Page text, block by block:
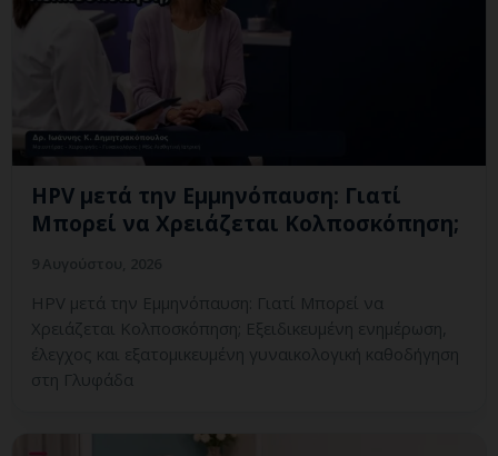
HPV μετά την Εμμηνόπαυση: Γιατί
Μπορεί να Χρειάζεται Κολποσκόπηση;
HPV μετά την Εμμηνόπαυση: Γιατί Μπορεί να
Χρειάζεται Κολποσκόπηση; Εξειδικευμένη ενημέρωση,
έλεγχος και εξατομικευμένη γυναικολογική καθοδήγηση
στη Γλυφάδα